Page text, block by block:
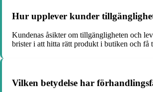
Hur upplever kunder
Kundenas åsikter om tillgängligheten och
brister i att hitta rätt produkt i butiken och få
Vilken betydelse har